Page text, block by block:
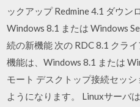
ックアップ Redmine 4.1 ダウ
Windows 8.1 または Windows
続の新機能 次の RDC 8.1 クラ
機能は、Windows 8.1 または
モート デスクトップ接続セッ
ようになります。 Linuxサーバ